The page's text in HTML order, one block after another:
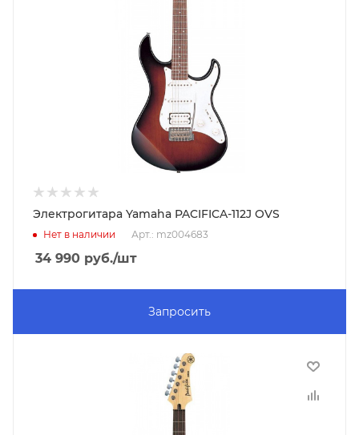
Электрогитара Yamaha PACIFICA-112J OVS
Нет в наличии Арт.: mz004683
34 990 руб./шт
Запросить